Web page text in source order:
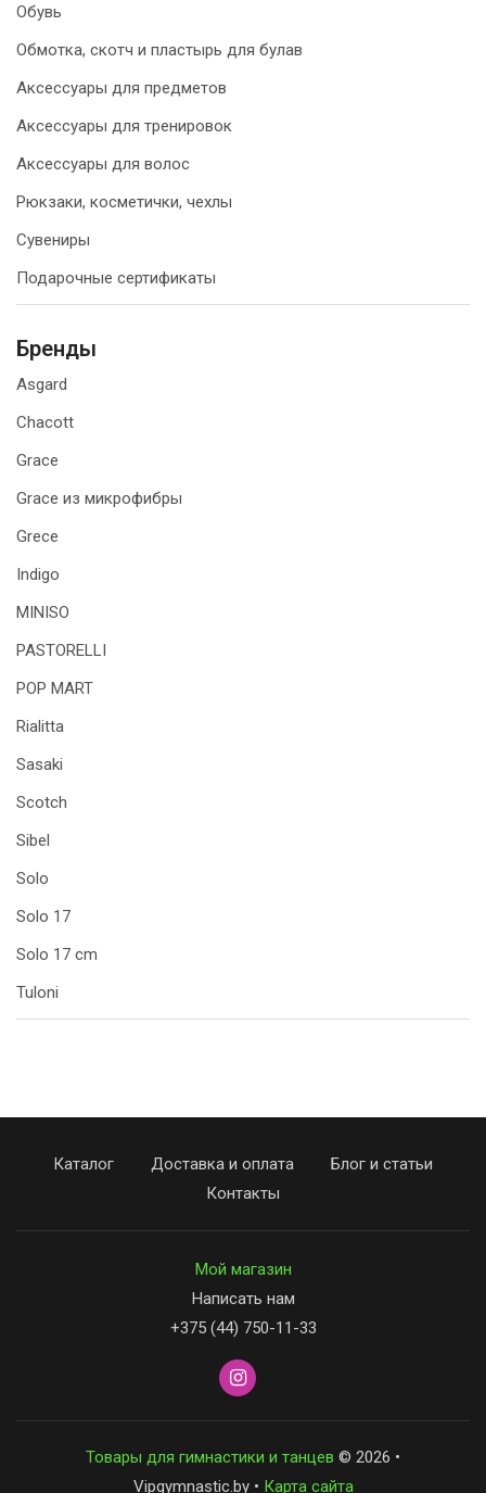
Обувь
Обмотка, скотч и пластырь для булав
Аксессуары для предметов
Аксессуары для тренировок
Аксессуары для волос
Рюкзаки, косметички, чехлы
Сувениры
Подарочные сертификаты
Бренды
Asgard
Chacott
Grace
Grace из микрофибры
Grece
Indigo
MINISO
PASTORELLI
POP MART
Rialitta
Sasaki
Scotch
Sibel
Solo
Solo 17
Solo 17 cm
Tuloni
Каталог Доставка и оплата
Блог и статьи
Контакты
Мой магазин
Написать нам
+375 (44) 750-11-33
Товары для гимнастики и танцев © 2026 •
Vipgymnastic.by • Карта сайта